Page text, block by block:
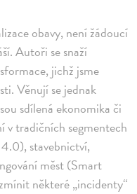
obavy, není žádoucí
Autoři se snaží
jichž jsme
Věnují se jednak
sdílená ekonomika či
v tradičních segmentech
stavebnictví,
měst (Smart
některé „incidenty“